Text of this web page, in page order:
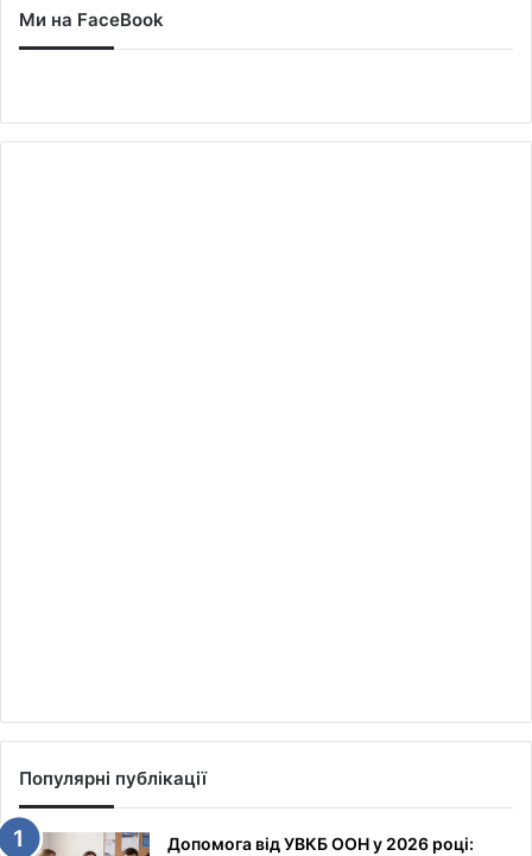
Ми на FaceBook
Популярні публікації
Допомога від УВКБ ООН у 2026 році: